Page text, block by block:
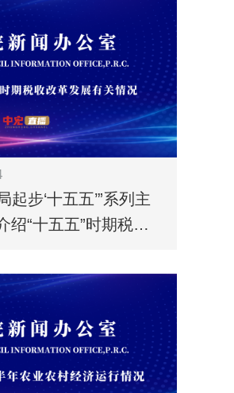
起步‘十五五’”系列主
绍“十五五”时期税收